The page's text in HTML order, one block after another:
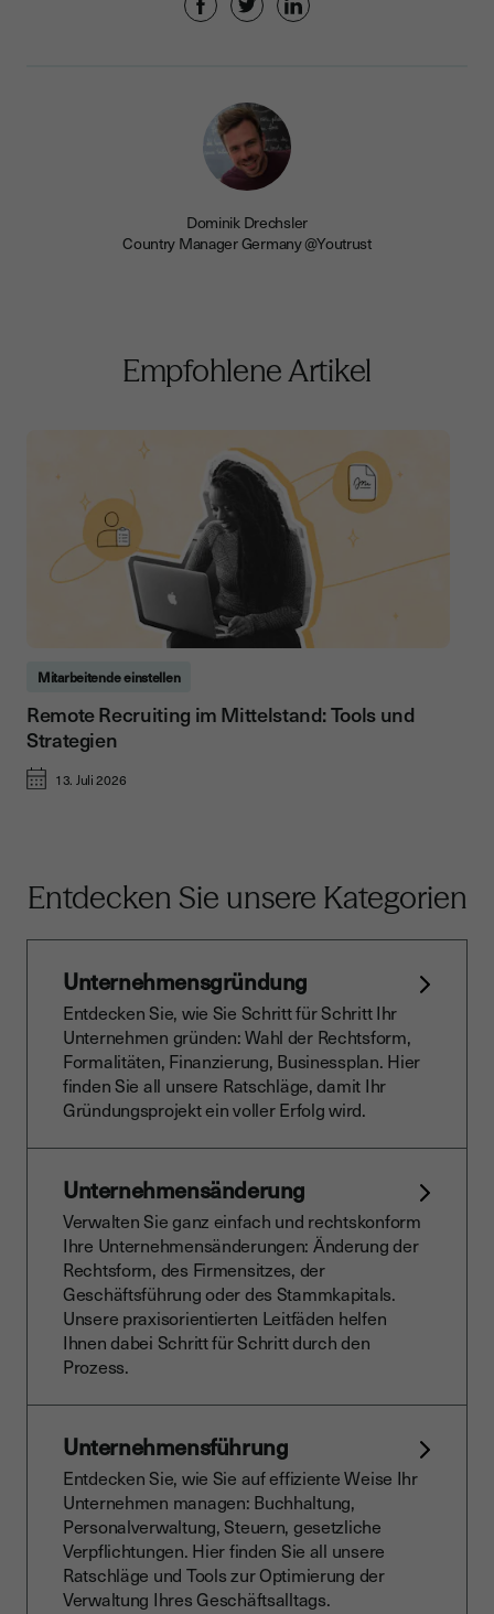
Dominik Drechsler
Country Manager Germany @Youtrust
Empfohlene Artikel
Mitarbeitende einstellen
Remote Recruiting im Mittelstand: Tools und
Strategien
13. Juli 2026
Entdecken Sie unsere Kategorien
Unternehmensgründung
Entdecken Sie, wie Sie Schritt für Schritt Ihr
Unternehmen gründen: Wahl der Rechtsform,
Formalitäten, Finanzierung, Businessplan. Hier
finden Sie all unsere Ratschläge, damit Ihr
Gründungsprojekt ein voller Erfolg wird.
Unternehmensänderung
Verwalten Sie ganz einfach und rechtskonform
Ihre Unternehmensänderungen: Änderung der
Rechtsform, des Firmensitzes, der
Geschäftsführung oder des Stammkapitals.
Unsere praxisorientierten Leitfäden helfen
Ihnen dabei Schritt für Schritt durch den
Prozess.
Unternehmensführung
Entdecken Sie, wie Sie auf effiziente Weise Ihr
Unternehmen managen: Buchhaltung,
Personalverwaltung, Steuern, gesetzliche
Verpflichtungen. Hier finden Sie all unsere
Ratschläge und Tools zur Optimierung der
Verwaltung Ihres Geschäftsalltags.